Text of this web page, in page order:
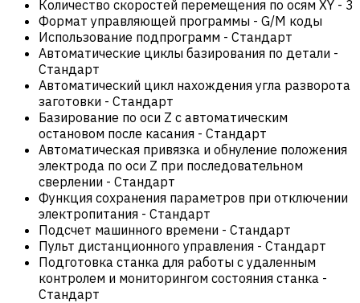
Количество скоростей перемещения по осям XY - 3
Формат управляющей программы - G/M коды
Использование подпрограмм - Стандарт
Автоматические циклы базирования по детали -
Стандарт
Автоматический цикл нахождения угла разворота
заготовки - Стандарт
Базирование по оси Z с автоматическим
остановом после касания - Стандарт
Автоматическая привязка и обнуление положения
электрода по оси Z при последовательном
сверлении - Стандарт
Функция сохранения параметров при отключении
электропитания - Стандарт
Подсчет машинного времени - Стандарт
Пульт дистанционного управления - Стандарт
Подготовка станка для работы с удаленным
контролем и мониторингом состояния станка -
Стандарт